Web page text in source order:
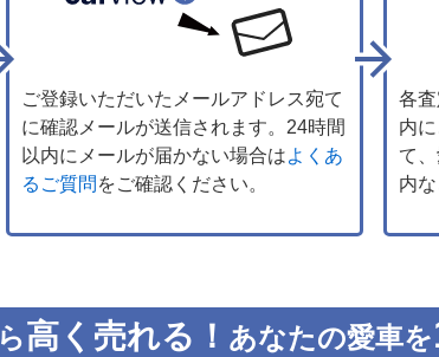
ご登録いただいたメールアドレス宛て
に確認メールが送信されます。24時間
以内にメールが届かない場合はよくあ
るご質問 をご確認ください。
各
内
て
内
高く売れる！ あなたの愛車を